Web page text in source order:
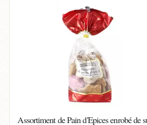
Assortiment de Pain d'Epices enrobé de